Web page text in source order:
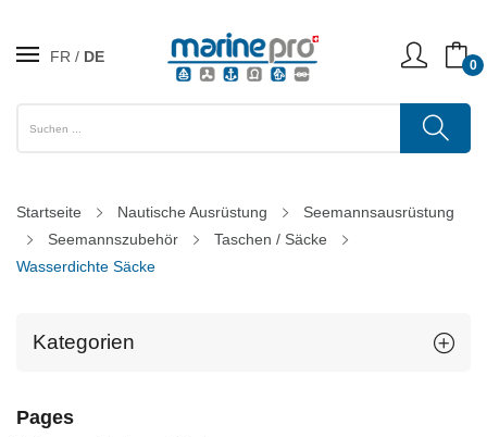
FR DE 0
Startseite Nautische Ausrüstung
Seemannsausrüstung
Seemannszubehör
Taschen / Säcke
Wasserdichte Säcke
Kategorien
Pages